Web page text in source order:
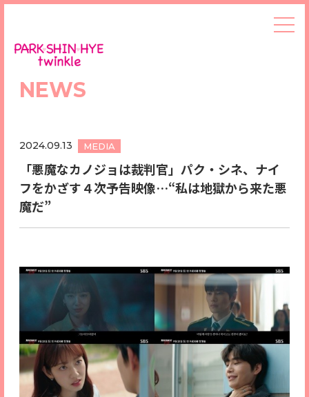
NEWS
2024.09.13 MEDIA
「悪魔なカノジョは裁判官」パク・シネ、ナイ
フをかざす４次予告映像…“私は地獄から来た悪
魔だ”